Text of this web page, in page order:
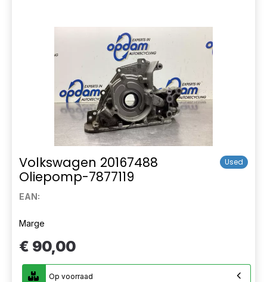
Volkswagen 20167488
Oliepomp-7877119
Used
EAN:
Marge
€ 90,00
Op voorraad